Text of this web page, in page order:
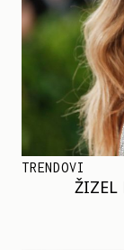
TRENDOVI
ŽIZEL